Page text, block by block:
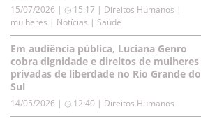
15/07/2026 | ◷ 15:17 | Direitos Humanos |
mulheres | Notícias | Saúde
Em audiência pública, Luciana Genro
cobra dignidade e direitos de mulheres
privadas de liberdade no Rio Grande do
Sul
14/05/2026 | ◷ 12:40 | Direitos Humanos